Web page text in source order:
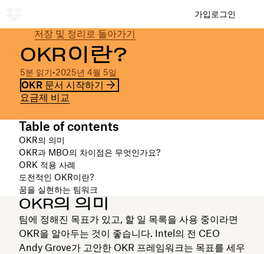
가입 로그인
저장 및 정리로 돌아가기
OKR이란?
5분 읽기•2025년 4월 5일
OKR 문서 시작하기
요금제 비교
Table of contents
OKR의 의미
OKR과 MBO의 차이점은 무엇인가요?
ORK 적용 사례
도전적인 OKR이란?
꿈을 실현하는 팀워크
OKR의 의미
팀에 정해진 목표가 있고, 할 일 목록을 사용 중이라면
OKR을 알아두는 것이 좋습니다. Intel의 전 CEO
Andy Grove가 고안한 OKR 프레임워크는 목표를 세우